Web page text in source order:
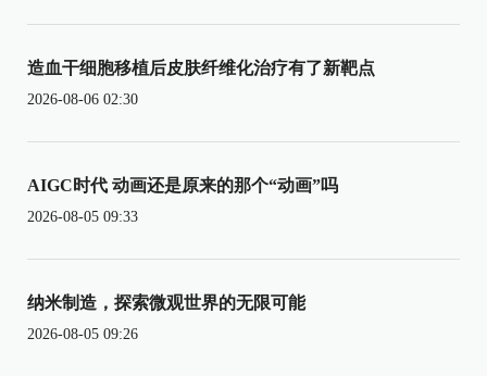
造血干细胞移植后皮肤纤维化治疗有了新靶点
2026-08-06 02:30
AIGC时代 动画还是原来的那个“动画”吗
2026-08-05 09:33
纳米制造，探索微观世界的无限可能
2026-08-05 09:26